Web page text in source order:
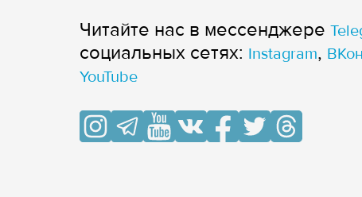
Читайте нас в мессенджере
cоциальных сетях: Instagram,
YouTube